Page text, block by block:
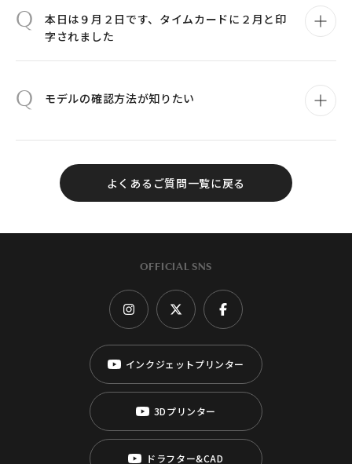
Q
本日は９月２日です、タイムカードに２月と印
字されました
Q モデルの確認方法が知りたい
よくあるご質問一覧に戻る
OFFICIAL SNS
インクジェットプリンター
3Dプリンター
ドラフター&CAD